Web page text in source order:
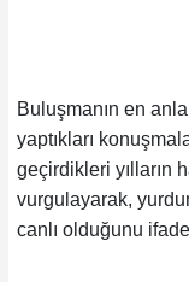
Buluşmanın en
yaptıkları
geçirdikleri yılların
vurgulayarak,
canlı olduğunu